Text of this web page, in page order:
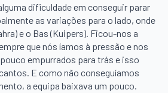
dificuldade em conseguir parar
as variações para o lado, onde
e o Bas (Kuipers). Ficou-nos a
que nós íamos à pressão e nos
empurrados para trás e isso
E como não conseguíamos
a equipa baixava um pouco.